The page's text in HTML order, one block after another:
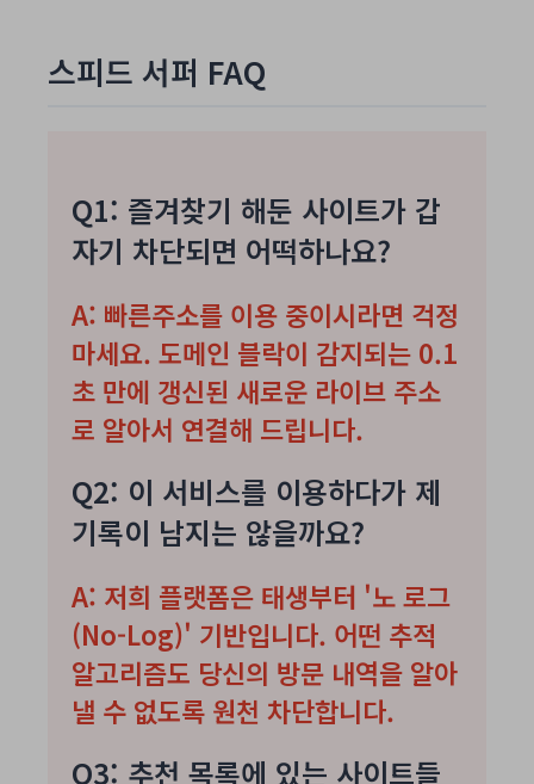
스피드 서퍼 FAQ
Q1: 즐겨찾기 해둔 사이트가 갑
자기 차단되면 어떡하나요?
A: 빠른주소를 이용 중이시라면 걱정
마세요. 도메인 블락이 감지되는 0.1
초 만에 갱신된 새로운 라이브 주소
로 알아서 연결해 드립니다.
Q2: 이 서비스를 이용하다가 제
기록이 남지는 않을까요?
A: 저희 플랫폼은 태생부터 '노 로그
(No-Log)' 기반입니다. 어떤 추적
알고리즘도 당신의 방문 내역을 알아
낼 수 없도록 원천 차단합니다.
Q3: 추천 목록에 있는 사이트들